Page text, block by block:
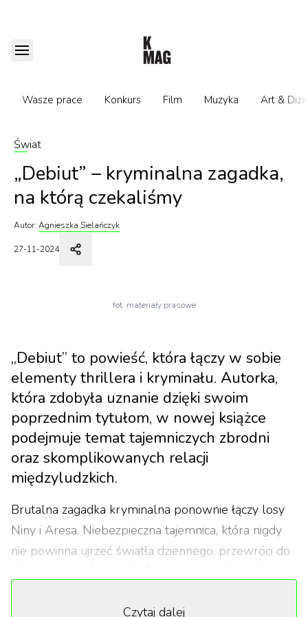
Wasze prace Konkurs Film Muzyka Art &
Świat
„Debiut” – kryminalna zagadka,
na którą czekaliśmy
Autor: Agnieszka Sielańczyk
27-11-2024
fot. materiały prasowe
„Debiut” to powieść, która łączy w sobie
elementy thrillera i kryminału. Autorka,
która zdobyła uznanie dzięki swoim
poprzednim tytułom, w nowej książce
podejmuje temat tajemniczych zbrodni
oraz skomplikowanych relacji
międzyludzkich.
Brutalna zagadka kryminalna ponownie łączy losy
Niny i Aresa. Niebezpieczna tajemnica, która nigdy
nie powinna ujrzeć światła dziennego, przewróci do
góry nogami ich życie, które przecież i tak trudno
Czytaj dalej